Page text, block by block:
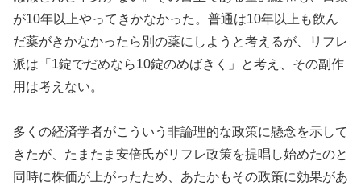
が10年以上やってきかなかった。普通は10年以上も飲ん
だ薬がきかなかったら別の薬にしようと考えるが、リフレ
派は「1錠でだめなら10錠のめばきく」と考え、その副作
用は考えない。
多くの経済学者がこういう非論理的な政策に懸念を示して
きたが、たまたま安倍氏がリフレ政策を提唱し始めたのと
同時に株価が上がったため、あたかもその政策に効果があ